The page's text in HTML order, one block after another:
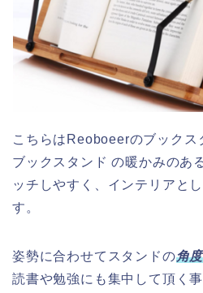
こちらはReoboeerのブックス
ブックスタンド の暖かみのあ
ッチしやすく、インテリアと
す。
姿勢に合わせてスタンドの角
読書や勉強にも集中して頂く